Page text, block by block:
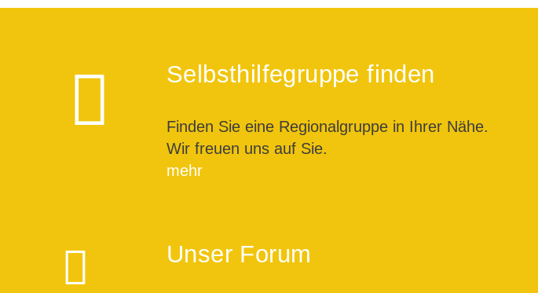
Selbsthilfegruppe finden
Finden Sie eine Regionalgruppe in Ihrer Nähe.
Wir freuen uns auf Sie.
mehr
Unser Forum